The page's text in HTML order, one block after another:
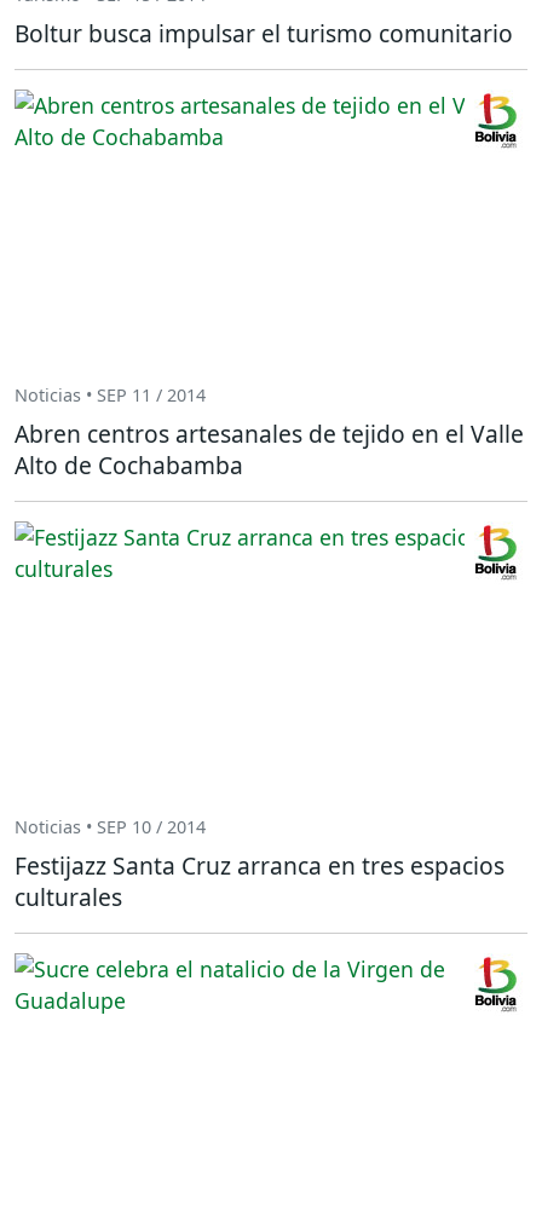
Boltur busca impulsar el turismo comunitario
Noticias • SEP 11 / 2014
Abren centros artesanales de tejido en el Valle
Alto de Cochabamba
Noticias • SEP 10 / 2014
Festijazz Santa Cruz arranca en tres espacios
culturales